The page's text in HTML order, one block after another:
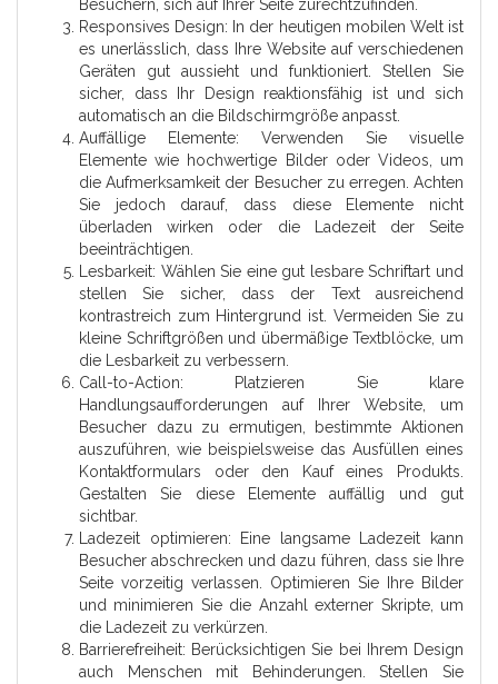
Besuchern, sich auf Ihrer Seite zurechtzufinden.
Responsives Design: In der heutigen mobilen Welt ist
es unerlässlich, dass Ihre Website auf verschiedenen
Geräten gut aussieht und funktioniert. Stellen Sie
sicher, dass Ihr Design reaktionsfähig ist und sich
automatisch an die Bildschirmgröße anpasst.
Auffällige Elemente: Verwenden Sie visuelle
Elemente wie hochwertige Bilder oder Videos, um
die Aufmerksamkeit der Besucher zu erregen. Achten
Sie jedoch darauf, dass diese Elemente nicht
überladen wirken oder die Ladezeit der Seite
beeinträchtigen.
Lesbarkeit: Wählen Sie eine gut lesbare Schriftart und
stellen Sie sicher, dass der Text ausreichend
kontrastreich zum Hintergrund ist. Vermeiden Sie zu
kleine Schriftgrößen und übermäßige Textblöcke, um
die Lesbarkeit zu verbessern.
Call-to-Action: Platzieren Sie klare
Handlungsaufforderungen auf Ihrer Website, um
Besucher dazu zu ermutigen, bestimmte Aktionen
auszuführen, wie beispielsweise das Ausfüllen eines
Kontaktformulars oder den Kauf eines Produkts.
Gestalten Sie diese Elemente auffällig und gut
sichtbar.
Ladezeit optimieren: Eine langsame Ladezeit kann
Besucher abschrecken und dazu führen, dass sie Ihre
Seite vorzeitig verlassen. Optimieren Sie Ihre Bilder
und minimieren Sie die Anzahl externer Skripte, um
die Ladezeit zu verkürzen.
Barrierefreiheit: Berücksichtigen Sie bei Ihrem Design
auch Menschen mit Behinderungen. Stellen Sie